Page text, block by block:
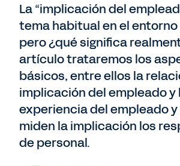
La “implicación del
tema habitual en el entorno
pero ¿qué significa
artículo trataremos los
básicos, entre ellos la
implicación del empleado y
experiencia del empleado
miden la implicación los
de personal.